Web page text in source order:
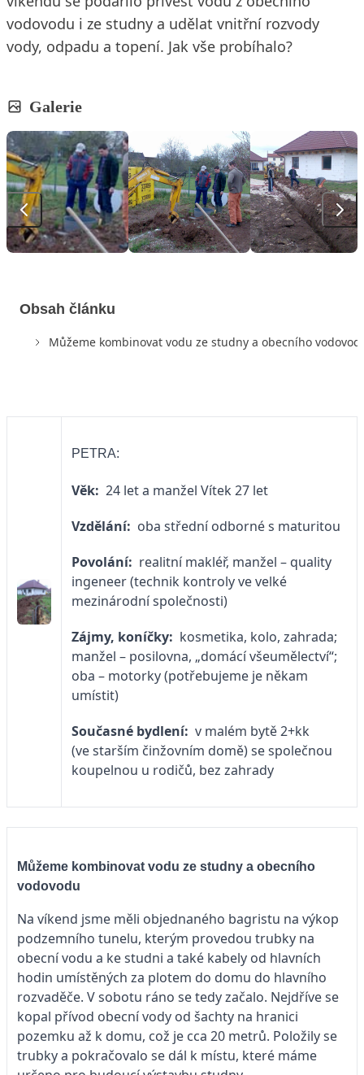
vodovodu i ze studny a udělat vnitřní rozvody
vody, odpadu a topení. Jak vše probíhalo?
Galerie
Obsah článku
Můžeme kombinovat vodu ze studny a obecního
PETRA:
Věk: 24 let a manžel Vítek 27 let
Vzdělání: oba střední odborné s maturitou
Povolání: realitní makléř, manžel – quality
ingeneer (technik kontroly ve velké
mezinárodní společnosti)
Zájmy, koníčky: kosmetika, kolo, zahrada;
manžel – posilovna, „domácí všeumělectví“;
oba – motorky (potřebujeme je někam
umístit)
Současné bydlení: v malém bytě 2+kk
(ve starším činžovním domě) se společnou
koupelnou u rodičů, bez zahrady
Můžeme kombinovat vodu ze studny a obecního
vodovodu
Na víkend jsme měli objednaného bagristu na výkop
podzemního tunelu, kterým provedou trubky na
obecní vodu a ke studni a také kabely od hlavních
hodin umístěných za plotem do domu do hlavního
rozvaděče. V sobotu ráno se tedy začalo. Nejdříve se
kopal přívod obecní vody od šachty na hranici
pozemku až k domu, což je cca 20 metrů. Položily se
trubky a pokračovalo se dál k místu, které máme